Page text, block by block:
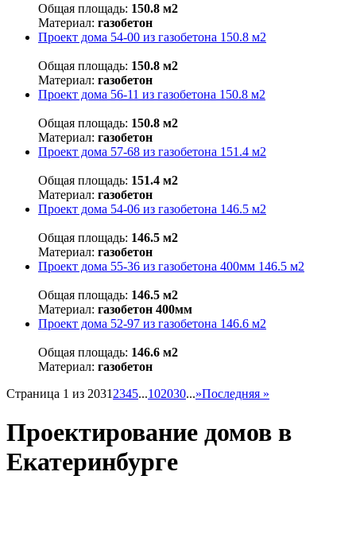
Общая площадь: 150.8 м2
Материал: газобетон
Проект дома 54-00 из газобетона 150.8 м2
Общая площадь: 150.8 м2
Материал: газобетон
Проект дома 56-11 из газобетона 150.8 м2
Общая площадь: 150.8 м2
Материал: газобетон
Проект дома 57-68 из газобетона 151.4 м2
Общая площадь: 151.4 м2
Материал: газобетон
Проект дома 54-06 из газобетона 146.5 м2
Общая площадь: 146.5 м2
Материал: газобетон
Проект дома 55-36 из газобетона 400мм 146.5 м2
Общая площадь: 146.5 м2
Материал: газобетон 400мм
Проект дома 52-97 из газобетона 146.6 м2
Общая площадь: 146.6 м2
Материал: газобетон
Страница 1 из 2031 2345...102030...»Последняя »
Проектирование домов в
Екатеринбурге